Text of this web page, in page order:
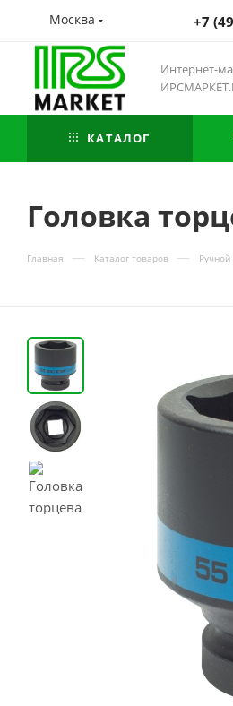
Москва +7
Интернет-
КАТАЛОГ
Головка
Главная — Каталог товаров —